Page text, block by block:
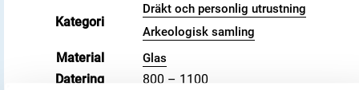
Kategori
Dräkt och personlig utrustning
Arkeologisk samling
Material Glas
Datering
800 – 1100